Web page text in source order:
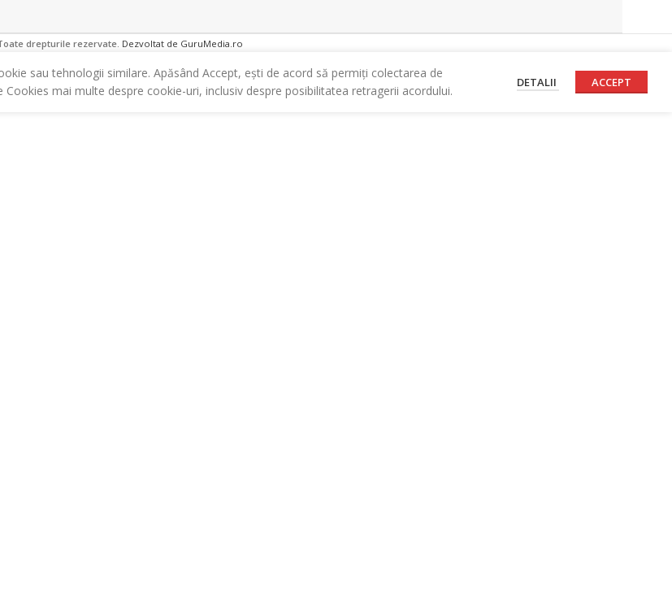
drepturile rezervate. Dezvoltat de GuruMedia.ro
sau tehnologii similare. Apăsând Accept, ești de acord să permiți colectarea de
mai multe despre cookie-uri, inclusiv despre posibilitatea retragerii acordului.
DETALII ACCEPT